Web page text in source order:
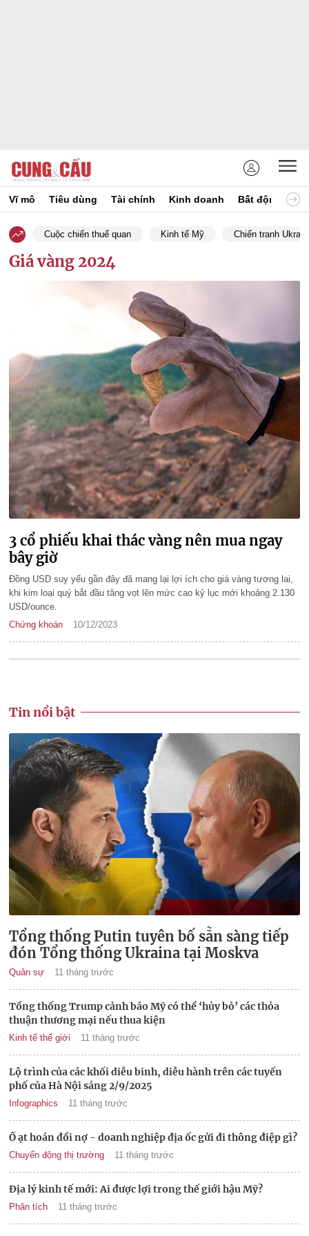
Vĩ mô Tiêu dùng Tài chính Kinh doanh Bất động sản
Cuộc chiến thuế quan Kinh tế Mỹ Chiến tranh
Giá vàng 2024
3 cổ phiếu khai thác vàng nên mua ngay
bây giờ
Đồng USD suy yếu gần đây đã mang lại lợi ích cho giá vàng tương lai,
khi kim loại quý bắt đầu tăng vọt lên mức cao kỷ lục mới khoảng 2.130
USD/ounce.
Chứng khoán
10/12/2023
Tin nổi bật
Tổng thống Putin tuyên bố sẵn sàng tiếp
đón Tổng thống Ukraina tại Moskva
Quân sự 11 tháng trước
Tổng thống Trump cảnh báo Mỹ có thể ‘hủy bỏ’ các thỏa
thuận thương mại nếu thua kiện
Kinh tế thế giới 11 tháng trước
Lộ trình của các khối diễu binh, diễu hành trên các tuyến
phố của Hà Nội sáng 2/9/2025
Infographics 11 tháng trước
Ồ ạt hoán đổi nợ - doanh nghiệp địa ốc gửi đi thông điệp gì?
Chuyển động thị trường 11 tháng trước
Địa lý kinh tế mới: Ai được lợi trong thế giới hậu Mỹ?
Phân tích 11 tháng trước